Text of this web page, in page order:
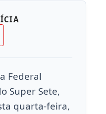
Federal
Super Sete,
quarta-feira,